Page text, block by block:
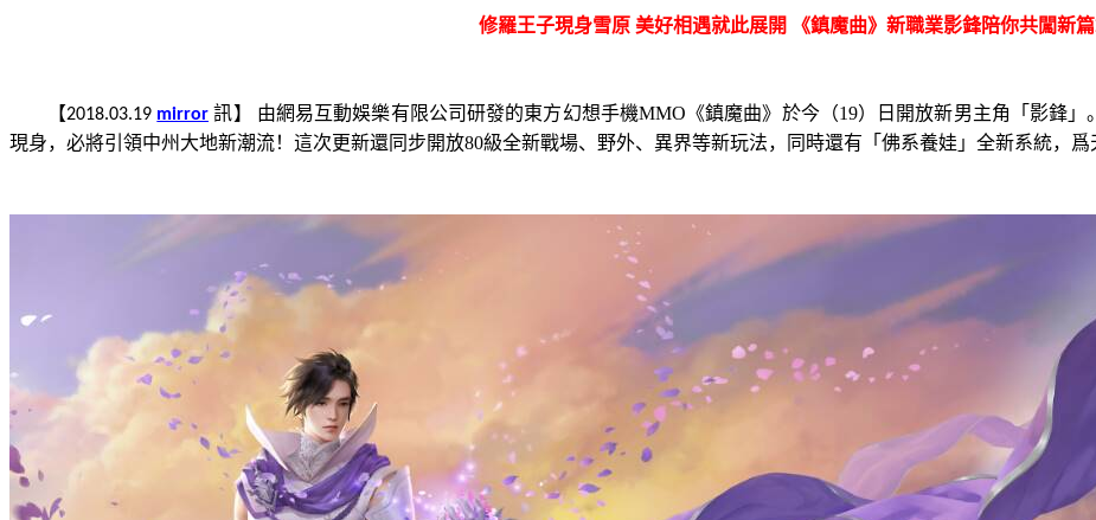
修羅王子現身雪原 美好相遇就此展開 《鎮魔曲》新職業影鋒陪你共闖新
【2018.03.19 mirror 訊】 由網易互動娛樂有限公司研發的東方幻想手機MMO 《鎮魔曲》 於今（19）日 開放新男主角「影鋒」
現身，必將引領中州大地新潮流！這次更新還同步開放80級全新戰場、野外、異界等新玩法，同時還有「佛系養娃」全新系統，爲